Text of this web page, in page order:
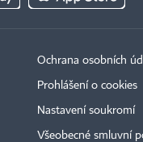
Ochrana osobních
Prohlášení o cookies
Nastavení soukromí
Všeobecné smluvní